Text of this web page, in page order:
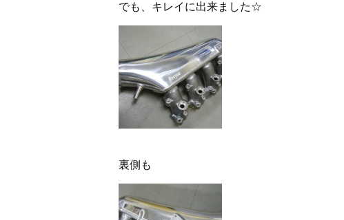
でも、キレイに出来ました☆
裏側も